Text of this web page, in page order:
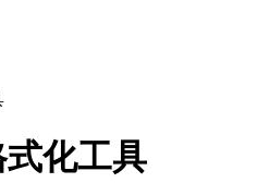
化工具